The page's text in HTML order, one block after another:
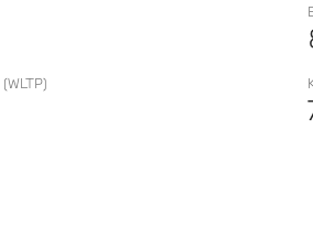
(WLTP)